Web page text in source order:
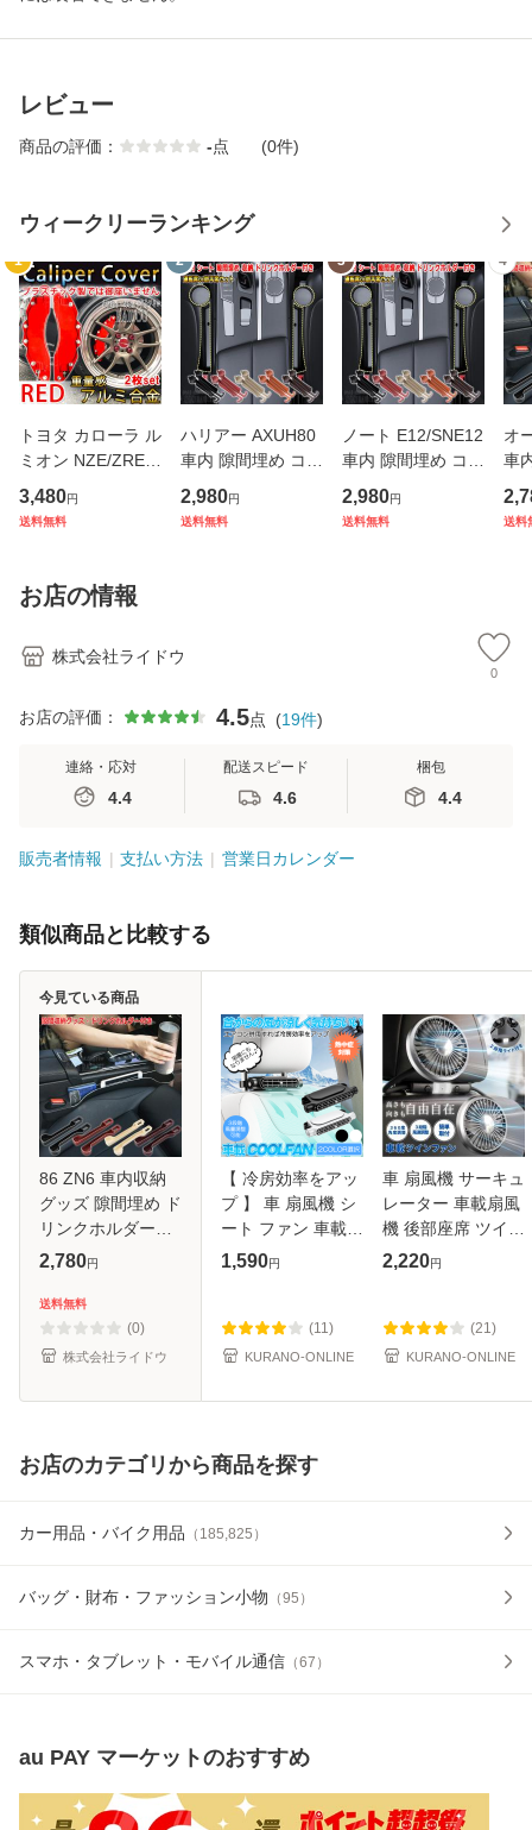
レビュー
商品の評価： -点 (0件)
ウィークリーランキング
1
トヨタ カローラ ル
ミオン NZE/ZRE1
50系 キャリパーカ
バー ホイール内部
3,480円
送料無料
2
ハリアー AXUH80
車内 隙間埋め コン
ソールボックス 収
納 ドリンクホルダ
2,980円
送料無料
3
ノート E12/SNE12
車内 隙間埋め コン
ソールボックス 収
納 ドリンクホルダ
2,980円
送料無料
4
オ
車
間
ル
送料
お店の情報
株式会社ライドウ
0
お店の評価： 4.5点 (19件)
連絡・応対
4.4
配送スピード
4.6
梱包
4.4
販売者情報 支払い方法 営業日カレンダー
類似商品と比較する
86 ZN6 車内収納
グッズ 隙間埋め ド
リンクホルダー付
き
2,780円
送料無料
(0)
株式会社ライドウ
今見ている商品
【 冷房効率をアッ
プ 】 車 扇風機 シ
ート ファン 車載扇
風機 車用扇風機 サ
トファン 扇風機後
部
1,590円
(11)
KURANO-ONLINE
車 扇風機 サーキュ
レーター 車載扇風
機 後部座席 ツイン
ファン ヘッドレス
ファン ポータブル
リア
2,220円
(21)
KURANO-ONLINE
お店のカテゴリから商品を探す
カー用品・バイク用品 （ 185,825 ）
バッグ・財布・ファッション小物 （95 ）
スマホ・タブレット・モバイル通信 （67 ）
au PAY マーケットのおすすめ